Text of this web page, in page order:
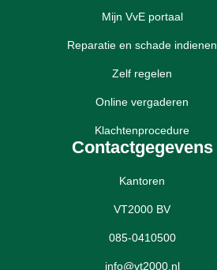
Mijn VvE portaal
Reparatie en schade indienen
Zelf regelen
Online vergaderen
Klachtenprocedure
Contactgegevens
Kantoren
VT2000 BV
085-0410500
info@vt2000.nl